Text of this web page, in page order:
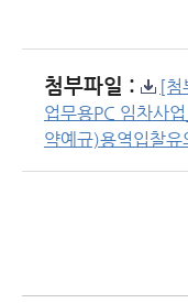
첨부파일 :
[첨
업무용PC 임차사
약예규)용역입찰